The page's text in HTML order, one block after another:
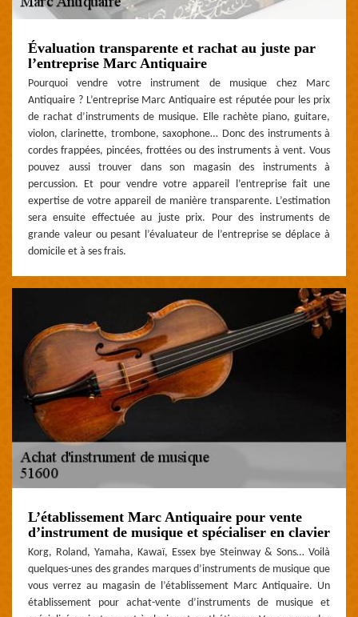
Évaluation transparente et rachat au juste par
l’entreprise Marc Antiquaire
Pourquoi vendre votre instrument de musique chez Marc
Antiquaire ? L’entreprise Marc Antiquaire est réputée pour les prix
de rachat d’instruments de musique. Elle rachète piano, guitare,
violon, clarinette, trombone, saxophone… Donc des instruments à
cordes frappées, pincées, frottées ou des instruments à vent. Vous
pouvez aussi trouver dans son magasin des instruments à
percussion. Et pour vendre votre appareil l’entreprise fait une
expertise de votre appareil de manière transparente. L’estimation
sera ensuite effectuée au juste prix. Pour des instruments de
grande valeur ou pesant l’évaluateur de l’entreprise se déplace à
domicile et à ses frais.
L’établissement Marc Antiquaire pour vente
d’instrument de musique et spécialiser en clavier
Korg, Roland, Yamaha, Kawaï, Essex bye Steinway & Sons… Voilà
quelques-unes des grandes marques d’instruments de musique que
vous verrez au magasin de l’établissement Marc Antiquaire. Un
établissement pour achat-vente d’instruments de musique et